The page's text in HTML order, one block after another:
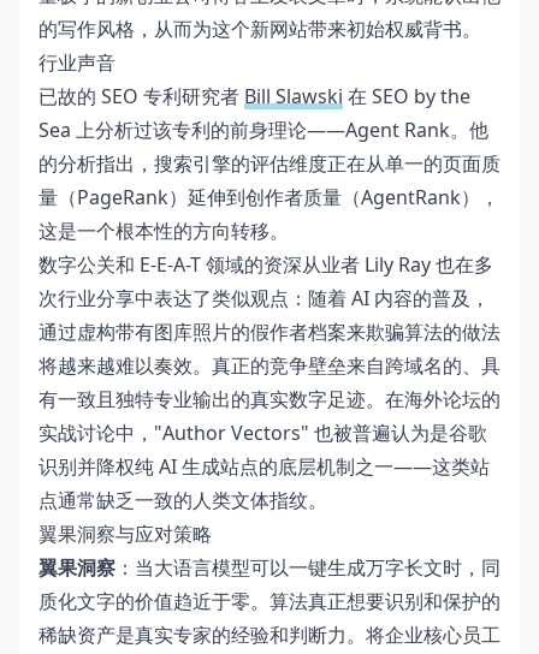
的写作风格，从而为这个新网站带来初始权威背书。
行业声音
已故的 SEO 专利研究者 Bill Slawski 在 SEO by the
Sea 上分析过该专利的前身理论——Agent Rank。他
的分析指出，搜索引擎的评估维度正在从单一的页面质
量（PageRank）延伸到创作者质量（AgentRank），
这是一个根本性的方向转移。
数字公关和 E-E-A-T 领域的资深从业者 Lily Ray 也在多
次行业分享中表达了类似观点：随着 AI 内容的普及，
通过虚构带有图库照片的假作者档案来欺骗算法的做法
将越来越难以奏效。真正的竞争壁垒来自跨域名的、具
有一致且独特专业输出的真实数字足迹。在海外论坛的
实战讨论中，"Author Vectors" 也被普遍认为是谷歌
识别并降权纯 AI 生成站点的底层机制之一——这类站
点通常缺乏一致的人类文体指纹。
翼果洞察与应对策略
翼果洞察 ：当大语言模型可以一键生成万字长文时，同
质化文字的价值趋近于零。算法真正想要识别和保护的
稀缺资产是真实专家的经验和判断力。将企业核心员工